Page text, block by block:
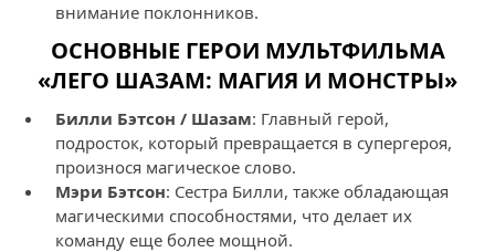
внимание поклонников.
ОСНОВНЫЕ ГЕРОИ МУЛЬТФИЛЬМА
«ЛЕГО ШАЗАМ: МАГИЯ И МОНСТРЫ»
Билли Бэтсон / Шазам: Главный герой,
подросток, который превращается в супергероя,
произнося магическое слово.
Мэри Бэтсон: Сестра Билли, также обладающая
магическими способностями, что делает их
команду еще более мощной.